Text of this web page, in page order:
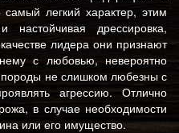
легкий характер, этим
дрессировка,
лидера они признают
с любовью, невероятно
не слишком любезны с
агрессию. Отлично
в случае необходимости
или его имущество.